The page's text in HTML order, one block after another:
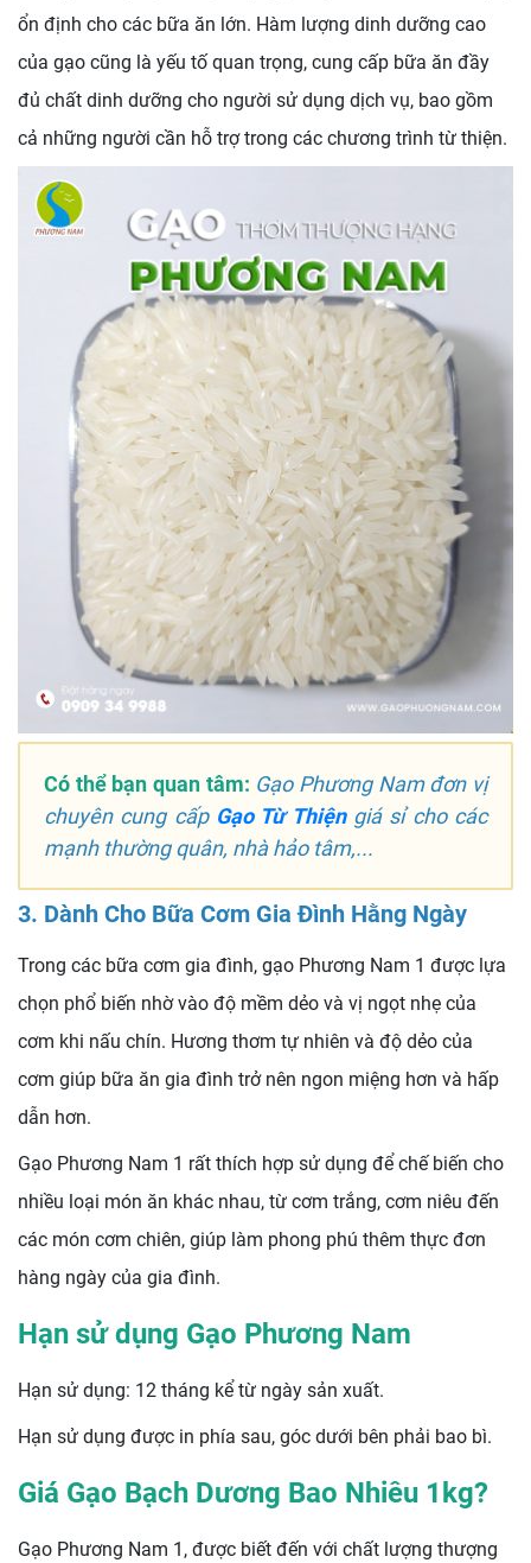
ổn định cho các bữa ăn lớn. Hàm lượng dinh dưỡng cao
của gạo cũng là yếu tố quan trọng, cung cấp bữa ăn đầy
đủ chất dinh dưỡng cho người sử dụng dịch vụ, bao gồm
cả những người cần hỗ trợ trong các chương trình từ thiện.
Có thể bạn quan tâm: Gạo Phương Nam đơn vị
chuyên cung cấp Gạo Từ Thiện giá sỉ cho các
mạnh thường quân, nhà hảo tâm,...
3. Dành Cho Bữa Cơm Gia Đình Hằng Ngày
Trong các bữa cơm gia đình, gạo Phương Nam 1 được lựa
chọn phổ biến nhờ vào độ mềm dẻo và vị ngọt nhẹ của
cơm khi nấu chín. Hương thơm tự nhiên và độ dẻo của
cơm giúp bữa ăn gia đình trở nên ngon miệng hơn và hấp
dẫn hơn.
Gạo Phương Nam 1 rất thích hợp sử dụng để chế biến cho
nhiều loại món ăn khác nhau, từ cơm trắng, cơm niêu đến
các món cơm chiên, giúp làm phong phú thêm thực đơn
hàng ngày của gia đình.
Hạn sử dụng Gạo Phương Nam
Hạn sử dụng: 12 tháng kể từ ngày sản xuất.
Hạn sử dụng được in phía sau, góc dưới bên phải bao bì.
Giá Gạo Bạch Dương Bao Nhiêu 1kg?
Gạo Phương Nam 1, được biết đến với chất lượng thượng